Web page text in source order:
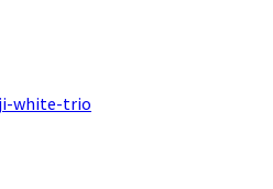
white-trio